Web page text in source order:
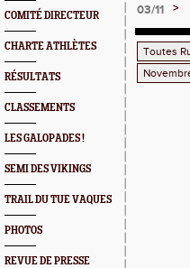
COMITÉ DIRECTEUR
CHARTE ATHLÈTES
RÉSULTATS
CLASSEMENTS
LES GALOPADES !
SEMI DES VIKINGS
TRAIL DU TUE VAQUES
PHOTOS
REVUE DE PRESSE
03/11
>